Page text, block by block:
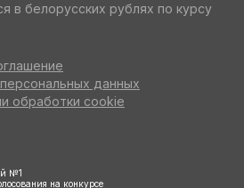
в белорусских рублях по курсу
данных
обработки cookie
№1
на конкурсе